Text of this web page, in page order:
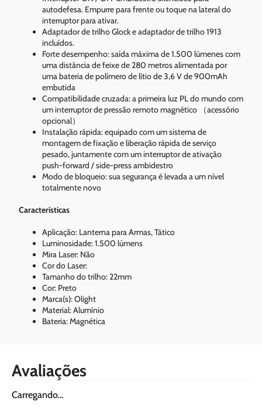
autodefesa. Empurre para frente ou toque na lateral do
interruptor para ativar.
Adaptador de trilho Glock e adaptador de trilho 1913
incluídos.
Forte desempenho: saída máxima de 1.500 lúmenes com
uma distância de feixe de 280 metros alimentada por
uma bateria de polímero de lítio de 3,6 V de 900mAh
embutida
Compatibilidade cruzada: a primeira luz PL do mundo com
um interruptor de pressão remoto magnético （acessório
opcional）
Instalação rápida: equipado com um sistema de
montagem de fixação e liberação rápida de serviço
pesado, juntamente com um interruptor de ativação
push-forward / side-press ambidestro
Modo de bloqueio: sua segurança é levada a um nível
totalmente novo
Características
Aplicação: Lanterna para Armas, Tático
Luminosidade: 1.500 lúmens
Mira Laser: Não
Cor do Laser:
Tamanho do trilho: 22mm
Cor: Preto
Marca(s): Olight
Material: Alumínio
​Bateria: Magnética
Avaliações
Carregando…